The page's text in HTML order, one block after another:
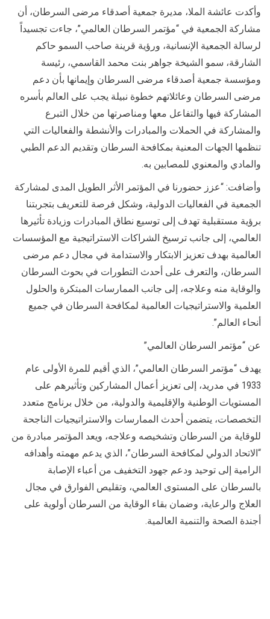
وأكدت عائشة الملا، مديرة جمعية أصدقاء مرضى السرطان، أن
مشاركة الجمعية في “مؤتمر السرطان العالمي”، جاءت تجسيداً
لرسالة الجمعية الإنسانية، ورؤية قرينة صاحب السمو حاكم
الشارقة، سمو الشيخة جواهر بنت محمد القاسمي، رئيسة
ومؤسسة جمعية أصدقاء مرضى السرطان وإيمانها بأن دعم
مرضى السرطان وعائلاتهم خطوة نبيلة يجب على العالم بأسره
المشاركة فيها والتفاعل معها ومناصرتها من خلال التبرع
والمشاركة في الحملات والمبادرات والأنشطة والفعاليات التي
تنظمها الجهات المعنية بمكافحة السرطان وتقديم الدعم الطبي
والمادي والمعنوي للمصابين به.
وأضافت: “عزز حضورنا في المؤتمر الأثر الطويل المدى لمشاركة
الجمعية في الفعاليات الدولية، وشكل فرصة للتعريف بتجربتنا
برؤية مستقبلية تهدف إلى توسيع نطاق المبادرات وزيادة تأثيرها
العالمي، إلى جانب ترسيخ الشراكات الاستراتيجية مع المؤسسات
العالمية بهدف تعزيز الابتكار والاستدامة في مجال دعم مرضى
السرطان، والتعرف على أحدث التطورات في بحوث السرطان
والوقاية منه وعلاجه، إلى جانب الممارسات المبتكرة والحلول
العلمية والاستراتيجيات العالمية لمكافحة السرطان في جميع
أنحاء العالم”.
عن “مؤتمر السرطان العالمي”
يهدف “مؤتمر السرطان العالمي”، الذي أقيم للمرة الأولى عام
1933 في مدريد، إلى تعزيز أعمال المشاركين وتأثيرهم على
المستويات الوطنية والإقليمية والدولية، من خلال برنامج متعدد
التخصصات، يتضمن أحدث الممارسات والاستراتيجيات الناجحة
للوقاية من السرطان وتشخيصه وعلاجه، ويعد المؤتمر مبادرة من
“الاتحاد الدولي لمكافحة السرطان”، الذي يدعم مهمته وأهدافه
الرامية إلى توحيد ودعم جهود التخفيف من أعباء الإصابة
بالسرطان على المستوى العالمي، وتقليص الفوارق في مجال
العلاج والرعاية، وضمان بقاء الوقاية من السرطان أولوية على
أجندة الصحة والتنمية العالمية.